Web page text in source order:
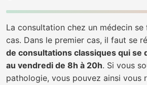
La consultation chez un médecin
cas. Dans le premier cas, il faut se
de consultations classiques qui se
au vendredi de 8h à 20h. Si vous
pathologie, vous pouvez ainsi vous